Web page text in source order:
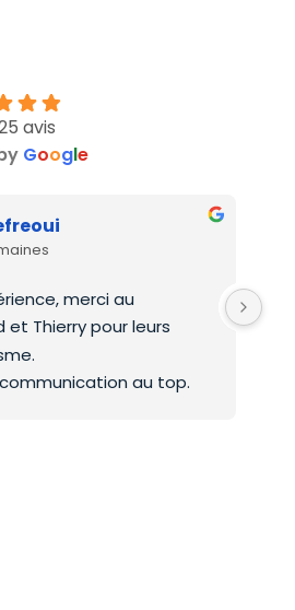
avis
Google
merci au
et Thierry pour leurs
au top.